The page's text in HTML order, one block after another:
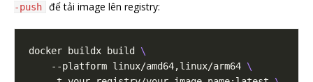
-push
để tải image lên registry:
docker buildx build
    --platform linux/amd64,linux/arm64